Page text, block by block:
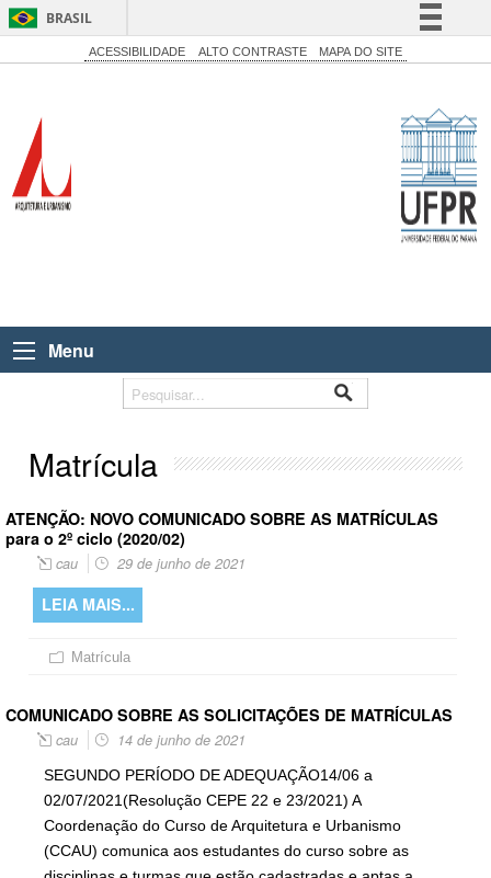
BRASIL
Simplifique!
Acesso à informação
ACESSIBILIDADE ALTO CONTRASTE MAPA DO SITE
Menu
Matrícula
ATENÇÃO: NOVO COMUNICADO SOBRE AS MATRÍCULAS
para o 2º ciclo (2020/02)
cau 29 de junho de 2021
LEIA MAIS...
Matrícula
COMUNICADO SOBRE AS SOLICITAÇÕES DE MATRÍCULAS
cau 14 de junho de 2021
SEGUNDO PERÍODO DE ADEQUAÇÃO14/06 a
02/07/2021(Resolução CEPE 22 e 23/2021) A
Coordenação do Curso de Arquitetura e Urbanismo
(CCAU) comunica aos estudantes do curso sobre as